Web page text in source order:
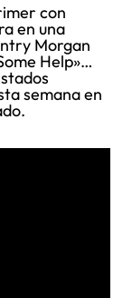
con
en una
Morgan
Help»…
semana en